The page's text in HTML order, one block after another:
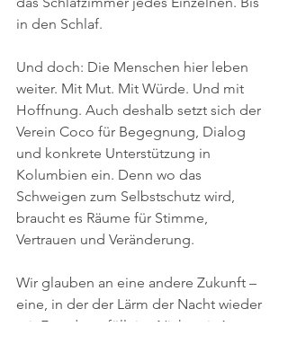
in den Schlaf.
Und doch: Die Menschen hier leben
weiter. Mit Mut. Mit Würde. Und mit
Hoffnung. Auch deshalb setzt sich der
Verein Coco für Begegnung, Dialog
und konkrete Unterstützung in
Kolumbien ein. Denn wo das
Schweigen zum Selbstschutz wird,
braucht es Räume für Stimme,
Vertrauen und Veränderung.
Wir glauben an eine andere Zukunft –
eine, in der der Lärm der Nacht wieder
mit Freude gefüllt ist. Nicht mit Angst..